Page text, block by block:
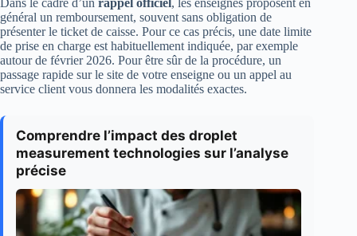
général un remboursement, souvent sans obligation de
présenter le ticket de caisse. Pour ce cas précis, une date limite
de prise en charge est habituellement indiquée, par exemple
autour de février 2026. Pour être sûr de la procédure, un
passage rapide sur le site de votre enseigne ou un appel au
service client vous donnera les modalités exactes.
Comprendre l’impact des droplet
measurement technologies sur l’analyse
précise